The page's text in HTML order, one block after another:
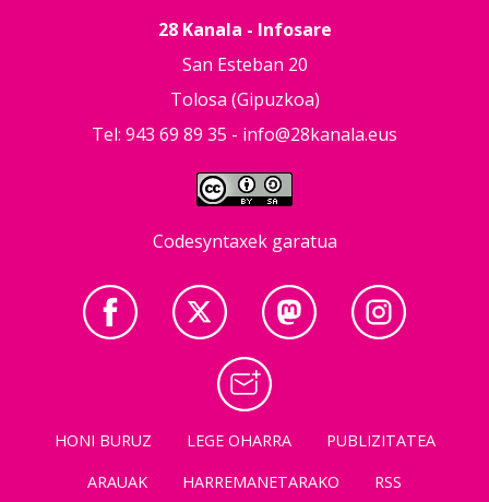
28 Kanala - Infosare
San Esteban 20
Tolosa (Gipuzkoa)
Tel: 943 69 89 35 - info@28kanala.eus
Codesyntaxek garatua
HONI BURUZ LEGE OHARRA
PUBLIZITATEA
ARAUAK
HARREMANETARAKO RSS